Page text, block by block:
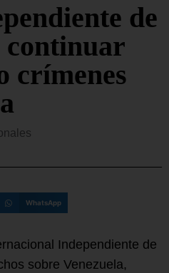
de
continuar
crímenes
WhatsApp
Independiente de
sobre Venezuela,